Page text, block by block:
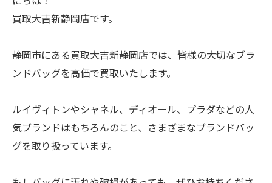
買取大吉新静岡店です。
静岡市にある買取大吉新静岡店では、皆様の大切なブラ
ンドバッグを高価で買取いたします。
ルイヴィトンやシャネル、ディオール、プラダなどの人
気ブランドはもちろんのこと、さまざまなブランドバッ
グを取り扱っています。